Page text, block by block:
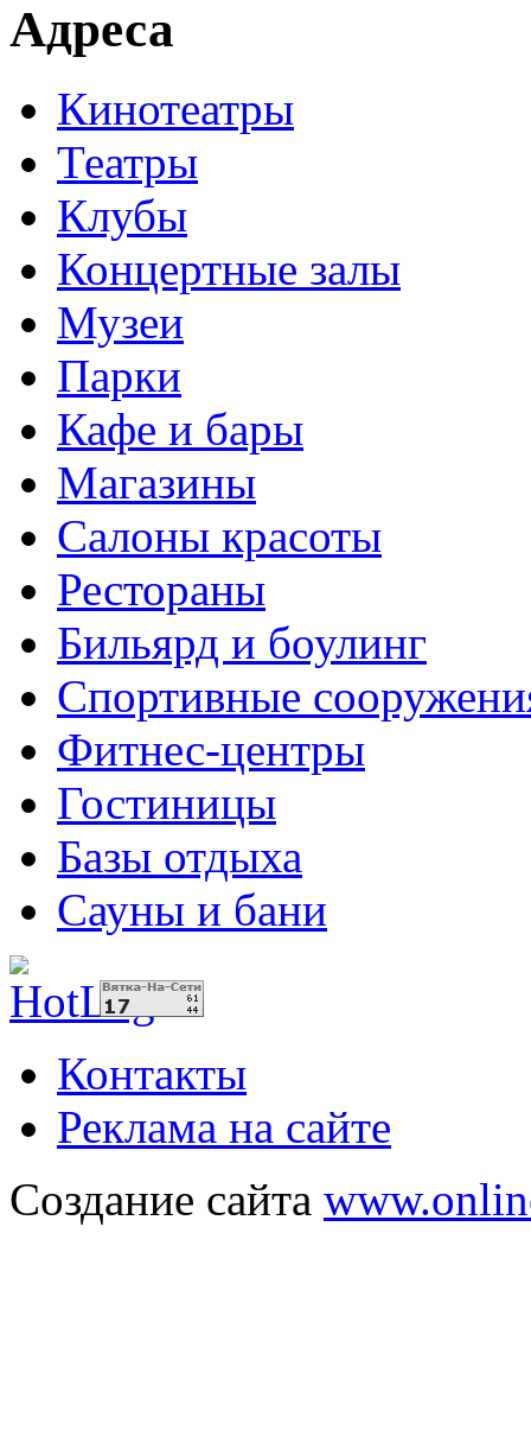
Адреса
Кинотеатры
Театры
Клубы
Концертные залы
Музеи
Парки
Кафе и бары
Магазины
Салоны красоты
Рестораны
Бильярд и боулинг
Спортивные
Фитнес-центры
Гостиницы
Базы отдыха
Сауны и бани
Контакты
Реклама на сайте
Создание сайта